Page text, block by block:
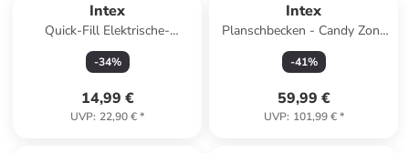
Intex
Quick-Fill Elektrische-
Luftpumpe 230 Volt in
Schwarz ab 8 Jahre
-34%
14,99 €
UVP: 22,90 €*
Intex
Planschbecken - Candy Zone
295x191x130cm ab 3 Jahren
in bunt
-41%
59,99 €
UVP: 101,99 €*